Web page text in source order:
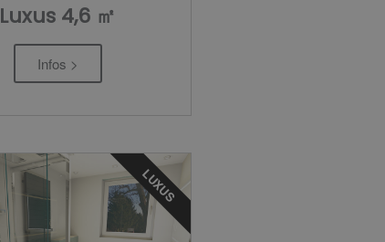
Luxus 4,6 ㎡
Infos >
LUXUS